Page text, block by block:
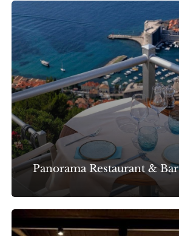
Panorama
Restaurant
&
Bar
Panorama Restaurant & Bar
Wine
Station